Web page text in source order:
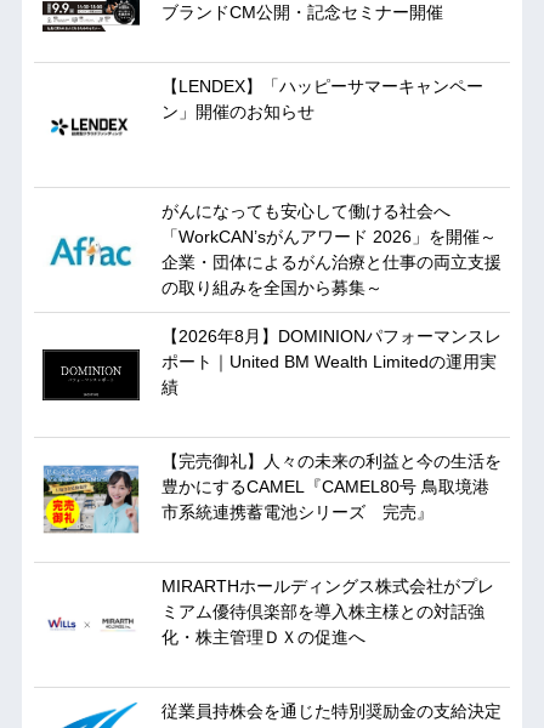
ブランドCM公開・記念セミナー開催
【LENDEX】「ハッピーサマーキャンペー
ン」開催のお知らせ
がんになっても安心して働ける社会へ
「WorkCAN’sがんアワード 2026」を開催～
企業・団体によるがん治療と仕事の両立支援
の取り組みを全国から募集～
【2026年8月】DOMINIONパフォーマンスレ
ポート｜United BM Wealth Limitedの運用実
績
【完売御礼】人々の未来の利益と今の生活を
豊かにするCAMEL『CAMEL80号 鳥取境港
市系統連携蓄電池シリーズ 完売』
MIRARTHホールディングス株式会社がプレ
ミアム優待倶楽部を導入株主様との対話強
化・株主管理ＤＸの促進へ
従業員持株会を通じた特別奨励金の支給決定